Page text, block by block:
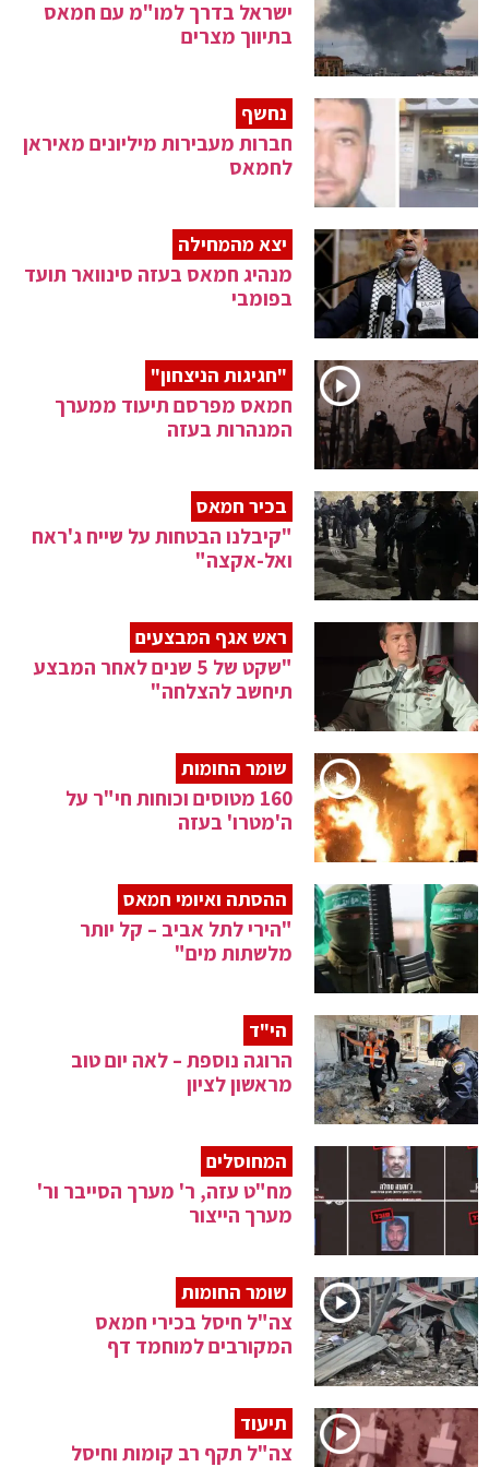
ישראל בדרך למו"מ עם חמאס
בתיווך מצרים
נחשף
חברות מעבירות מיליונים מאיראן
לחמאס
יצא מהמחילה
מנהיג חמאס בעזה סינוואר תועד
בפומבי
"חגיגות הניצחון"
חמאס מפרסם תיעוד ממערך
המנהרות בעזה
בכיר חמאס
"קיבלנו הבטחות על שייח ג'ראח
ואל-אקצה"
ראש אגף המבצעים
"שקט של 5 שנים לאחר המבצע
תיחשב להצלחה"
שומר החומות
160 מטוסים וכוחות חי"ר על
ה'מטרו' בעזה
ההסתה ואיומי חמאס
"הירי לתל אביב – קל יותר
מלשתות מים"
הי"ד
הרוגה נוספת – לאה יום טוב
מראשון לציון
המחוסלים
מח"ט עזה, ר' מערך הסייבר ור'
מערך הייצור
שומר החומות
צה"ל חיסל בכירי חמאס
המקורבים למוחמד דף
תיעוד
צה"ל תקף רב קומות וחיסל